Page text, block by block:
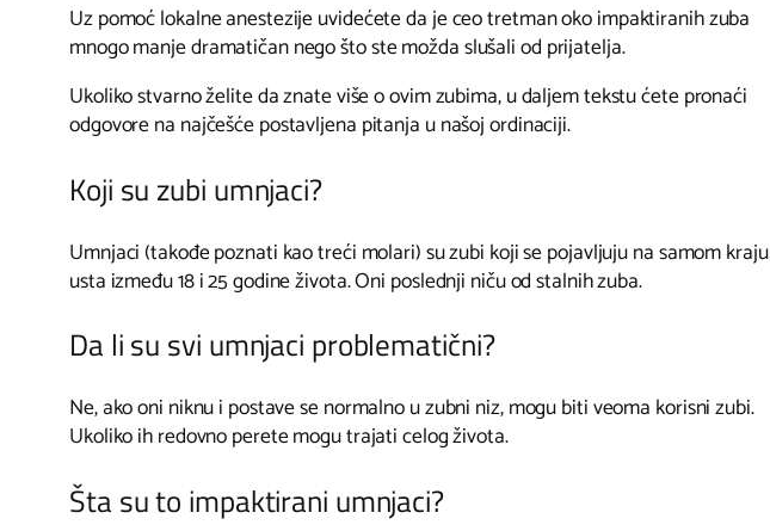
Uz pomoć lokalne anestezije uvidećete da je ceo tretman oko impaktiranih zuba
mnogo manje dramatičan nego što ste možda slušali od prijatelja.
Ukoliko stvarno želite da znate više o ovim zubima, u daljem tekstu ćete pronaći
odgovore na najčešće postavljena pitanja u našoj ordinaciji.
Koji su zubi umnjaci?
Umnjaci (takođe poznati kao treći molari) su zubi koji se pojavljuju na samom kraju
usta između 18 i 25 godine života. Oni poslednji niču od stalnih zuba.
Da li su svi umnjaci problematični?
Ne, ako oni niknu i postave se normalno u zubni niz, mogu biti veoma korisni zubi.
Ukoliko ih redovno perete mogu trajati celog života.
Šta su to impaktirani umnjaci?